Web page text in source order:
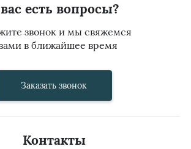
есть вопросы?
звонок и мы свяжемся
в ближайшее время
Заказать звонок
Контакты